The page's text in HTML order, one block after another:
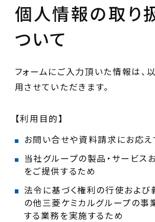
個人情報の取り
ついて
フォームにご入力頂いた情報は、
用させていただきます。
【利用目的】
お問い合せや資料請求にお応え
当社グループの製品・サービス
をご提供するため
法令に基づく権利の行使および
の他三菱ケミカルグループの事
する業務を実施するため